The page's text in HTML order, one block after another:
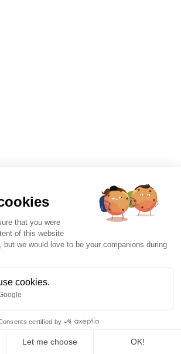
7 mins
: tout comprendre sur
changer le règlement européen ESPR
? On vous explique tout dans cet
climat
that you were
of this website
but we would love to be your companions during
cookies.
certified by
Let me choose OK!